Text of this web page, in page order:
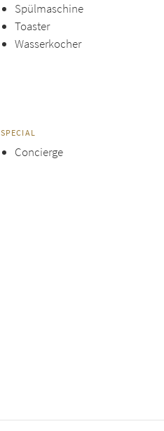
Spülmaschine
Toaster
Wasserkocher
SPECIAL
Concierge